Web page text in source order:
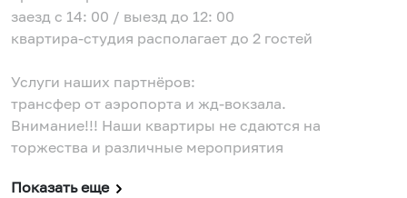
заезд с 14: 00 / выезд до 12: 00
квартира-студия располагает до 2 гостей
Услуги наших партнёров:
трансфер от аэропорта и жд-вокзала.
Внимание!!! Наши квартиры не сдаются на
торжества и различные мероприятия
Показать еще